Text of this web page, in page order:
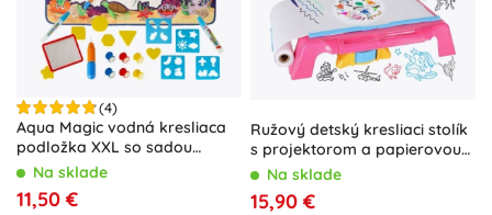
(4)
Aqua Magic vodná kresliaca
podložka XXL so sadou
pečiatok a šablón 100 × 80 cm
Na sklade
11,50 €
Ružový detský kresliaci stolík
s projektorom a papierovou
rolkou
Na sklade
15,90 €